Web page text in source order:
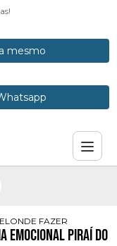
mesmo
EMOCIONALEMOCIONAL
ONDE FAZER CURSO
Emocional Piraí do